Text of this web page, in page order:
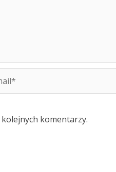
komentarzy.